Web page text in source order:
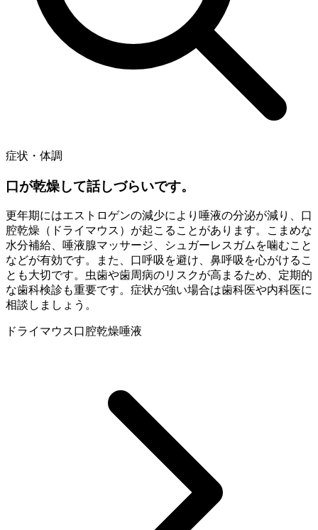
症状・体調
口が乾燥して話しづらいです。
更年期にはエストロゲンの減少により唾液の分泌が減り、口
腔乾燥（ドライマウス）が起こることがあります。こまめな
水分補給、唾液腺マッサージ、シュガーレスガムを噛むこと
などが有効です。また、口呼吸を避け、鼻呼吸を心がけるこ
とも大切です。虫歯や歯周病のリスクが高まるため、定期的
な歯科検診も重要です。症状が強い場合は歯科医や内科医に
相談しましょう。
ドライマウス口腔乾燥唾液